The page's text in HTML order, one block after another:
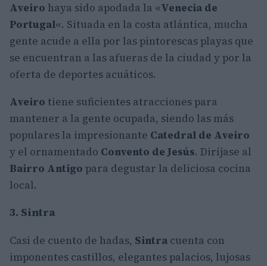
Aveiro haya sido apodada la «Venecia de
Portugal«. Situada en la costa atlántica, mucha
gente acude a ella por las pintorescas playas que
se encuentran a las afueras de la ciudad y por la
oferta de deportes acuáticos.
Aveiro tiene suficientes atracciones para
mantener a la gente ocupada, siendo las más
populares la impresionante Catedral de Aveiro
y el ornamentado Convento de Jesús. Diríjase al
Bairro Antigo para degustar la deliciosa cocina
local.
3. Sintra
Casi de cuento de hadas, Sintra cuenta con
imponentes castillos, elegantes palacios, lujosas